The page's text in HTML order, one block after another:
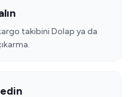
takibini Dolap ya da